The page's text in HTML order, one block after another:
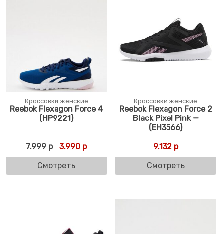
Кроссовки женские
Reebok Flexagon Force 4
(HP9221)
7.999р Первоначальная цена составляла 7.999 р.
3.990 рТекущая цена: 3.990 р.
Смотреть
Кроссовки женские
Reebok Flexagon Force 2
Black Pixel Pink —
(EH3566)
9.132р
Смотреть